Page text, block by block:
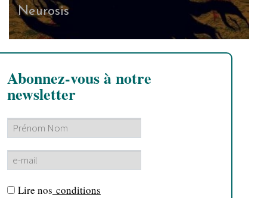
Neurosis
Abonnez-vous à notre
newsletter
Lire nos conditions